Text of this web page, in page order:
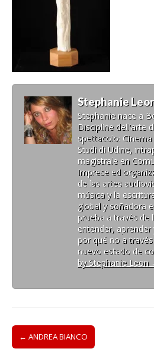
Stephanie
Stephanie nace a
Discipline dell'arte
spettacolo:
Studi di Udine,
magistrale en
Imprese ed
de las artes
música y la
global y soñadora
prueba a través de
entender,
por qué no a
nuevo estado de
by Stephanie Leon
Post
navigation
← ANDREA BIANCO